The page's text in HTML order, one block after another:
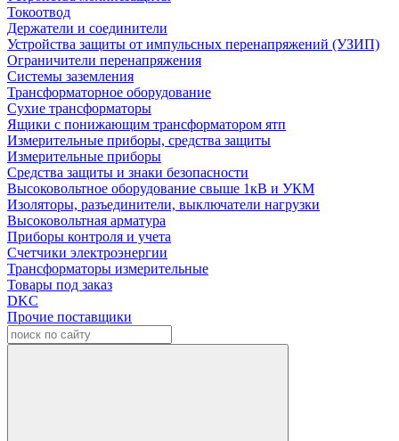
Токоотвод
Держатели и соединители
Устройства защиты от импульсных перенапряжений (УЗИП)
Ограничители перенапряжения
Системы заземления
Трансформаторное оборудование
Сухие трансформаторы
Ящики с понижающим трансформатором ятп
Измерительные приборы, средства защиты
Измерительные приборы
Средства защиты и знаки безопасности
Высоковольтное оборудование свыше 1кВ и УКМ
Изоляторы, разъединители, выключатели нагрузки
Высоковольтная арматура
Приборы контроля и учета
Счетчики электроэнергии
Трансформаторы измерительные
Товары под заказ
DKC
Прочие поставщики